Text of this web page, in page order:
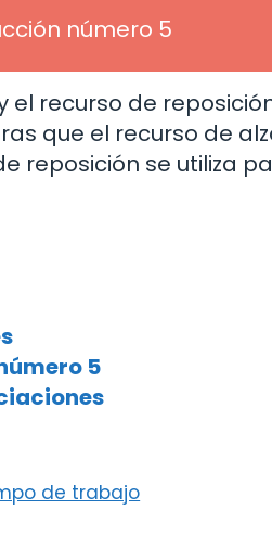
número 5
el recurso de
que el recurso de
reposición se utiliza
5
de trabajo